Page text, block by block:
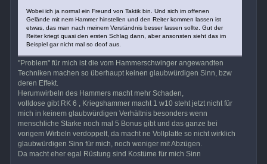
Wobei ich ja normal ein Freund von Taktik bin. Und sich im offenen
Gelände mit nem Hammer hinstellen und den Reiter kommen lassen ist
etwas, das man nach meinem Verständnis besser lassen sollte. Gut der
Reiter kriegt quasi den ersten Schlag dann, aber ansonsten sieht das im
Beispiel gar nicht mal so doof aus.
"Problem" für mich ist die vom Hammerschwinger angewandten
Techniken machen so überhaupt keinen glaubwürdigen Sinn, bzw
deren Effekt.
Herumwirbeln des Hammers macht mehr Schaden,
volldose gibt RK 6 , Kriegshammer macht 1 w10 steht jetzt nicht für
mich in keinem glaubwürdigen Verhältnis besonders wenn
menschliche Stärke noch mal 5 Bonus gibt und das ganze bei
vorigem Wirbeln verdoppelt, da macht ne Vollplatte so nicht wirklich
glaubwürdigen Sinn für mich, noch weniger mit Abzügen.
Da macht eher egal Rüstung sind Kostüme für mich Sinn